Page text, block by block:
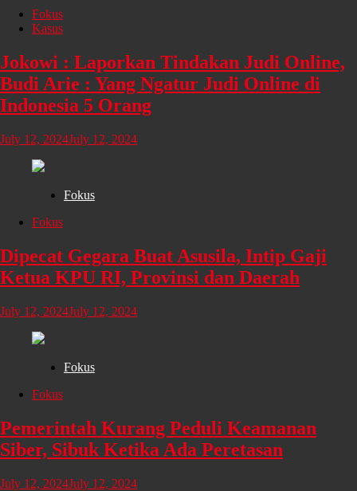
Fokus
Kasus
Jokowi : Laporkan Tindakan Judi Online,
Budi Arie : Yang Ngatur Judi Online di
Indonesia 5 Orang
July 12, 2024July 12, 2024
Fokus
Fokus
Dipecat Gegara Buat Asusila, Intip Gaji
Ketua KPU RI, Provinsi dan Daerah
July 12, 2024July 12, 2024
Fokus
Fokus
Pemerintah Kurang Peduli Keamanan
Siber, Sibuk Ketika Ada Peretasan
July 12, 2024July 12, 2024